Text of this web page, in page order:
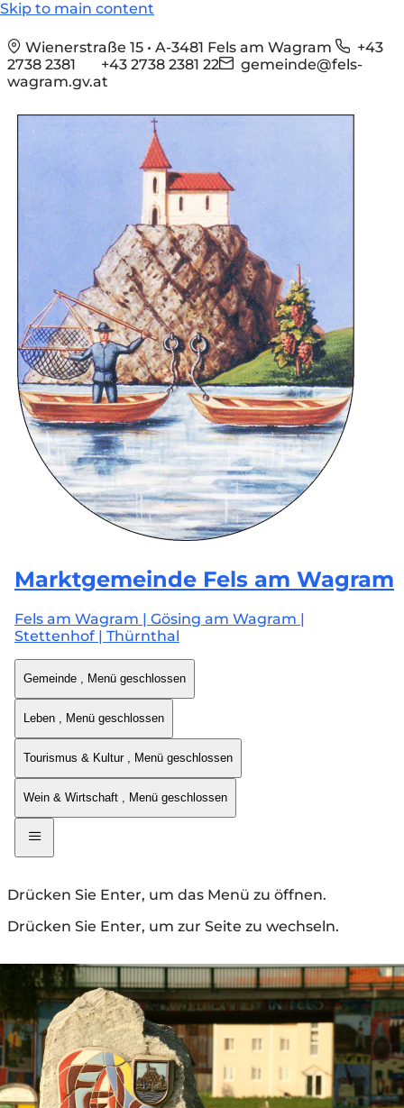
Skip to main content
Wienerstraße 15 • A-3481 Fels am Wagram
+43
2738 2381
+43 2738 2381 22
gemeinde@fels-
wagram.gv.at
Marktgemeinde Fels am Wagram
Fels am Wagram | Gösing am Wagram |
Stettenhof | Thürnthal
Gemeinde , Menü geschlossen
Leben , Menü geschlossen
Tourismus & Kultur , Menü geschlossen
Wein & Wirtschaft , Menü geschlossen
Drücken Sie Enter, um das Menü zu öffnen.
Drücken Sie Enter, um zur Seite zu wechseln.